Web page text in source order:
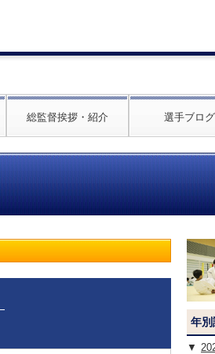
総監督挨拶・紹介 選手ブログ
年別